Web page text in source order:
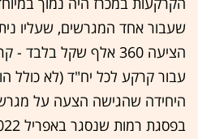
עבור קרקע לכל יח"ד (לא כולל
היחידה שהגישה הצעה על